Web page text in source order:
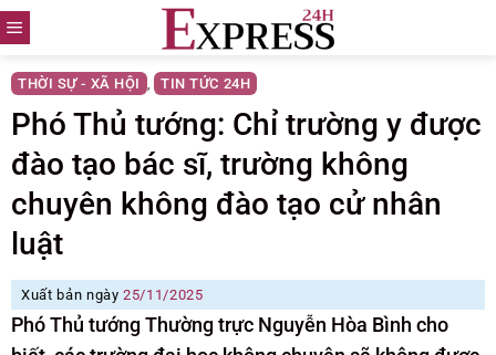
Skip
to
content
THỜI SỰ - XÃ HỘI , TIN TỨC 24H
Phó Thủ tướng: Chỉ trường y được
đào tạo bác sĩ, trường không
chuyên không đào tạo cử nhân
luật
Xuất bản ngày25/11/2025
Phó Thủ tướng Thường trực Nguyễn Hòa Bình cho